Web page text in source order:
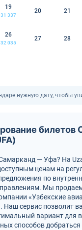
19
31 337
20 21
26
32 035
27 28
нужную дату, чтобы
билетов
— Уфа? На
ценам на
по
Мы
«Узбекские
Наш сервис позволит
вариант для
способов добраться